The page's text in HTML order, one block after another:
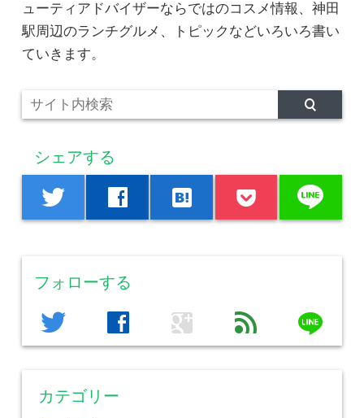
ューティアドバイザーならではのコスメ情報、神田
駅周辺のランチグルメ、トピックなどいろいろ書い
ていきます。
シェアする
twitter facebook hatenabookmark line
フォローする
twitter facebook google feed line
カテゴリー